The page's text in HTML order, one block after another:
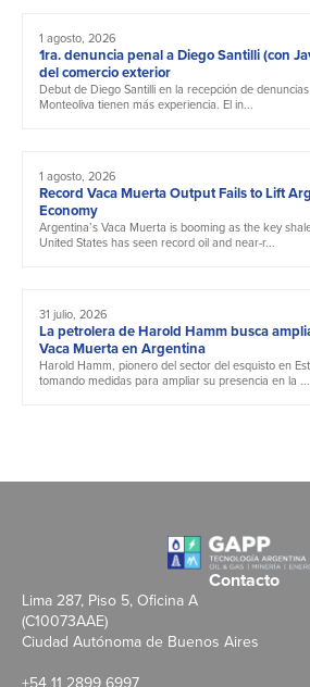
1 agosto, 2026
1ra. denuncia penal a Diego Santilli (con
del comercio exterior
Debut de Diego Santilli en la recepción de
Monteoliva tienen más experiencia. El in...
1 agosto, 2026
Record Vaca Muerta Output Fails to Lift
Economy
Argentina’s Vaca Muerta is booming as the key
United States has seen record oil and near-r...
31 julio, 2026
La petrolera de Harold Hamm busca
Vaca Muerta en Argentina
Harold Hamm, pionero del sector del esquisto en
tomando medidas para ampliar su presencia en la ...
Contacto
Lima 287, Piso 5, Oficina A
(C10073AAE)
Ciudad Autónoma de Buenos Aires